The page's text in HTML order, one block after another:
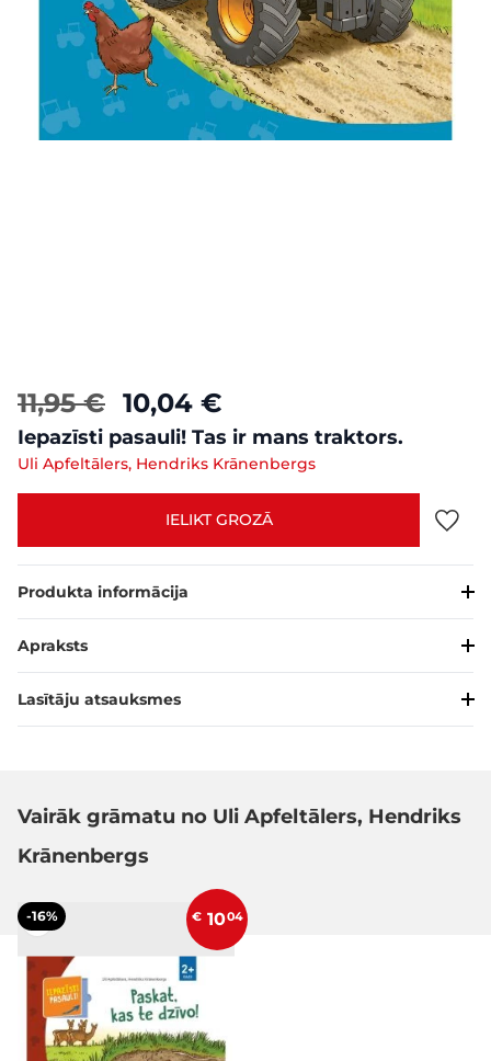
11,95 € 10,04 €
Iepazīsti pasauli! Tas ir mans traktors.
Uli Apfeltālers, Hendriks Krānenbergs
IELIKT GROZĀ
Produkta informācija
Apraksts
Lasītāju atsauksmes
Vairāk grāmatu no Uli Apfeltālers, Hendriks
Krānenbergs
-16% € 1004